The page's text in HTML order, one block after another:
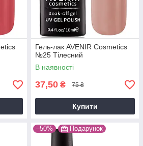
Гель-лак AVENIR Cosmetics
№25 Тілесний
В наявності
37,50 ₴ 75 ₴
Купити
–50% Подарунок